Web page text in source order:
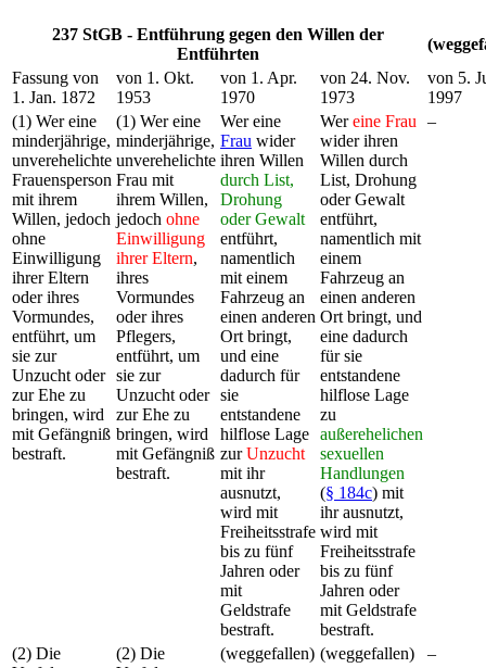
237 StGB - Entführung gegen den Willen der
Entführten
Fassung von
1. Jan. 1872
von 1. Okt.
1953
von 1. Apr.
1970
von 24. Nov.
1973
von 5.
1997
(1) Wer eine
minderjährige,
unverehelichte
Frauensperson
mit ihrem
Willen, jedoch
ohne
Einwilligung
ihrer Eltern
oder ihres
Vormundes,
entführt, um
sie zur
Unzucht oder
zur Ehe zu
bringen, wird
mit Gefängniß
bestraft.
(1) Wer eine
minderjährige,
unverehelichte
Frau mit
ihrem Willen,
jedoch ohne
Einwilligung
ihrer Eltern,
ihres
Vormundes
oder ihres
Pflegers,
entführt, um
sie zur
Unzucht oder
zur Ehe zu
bringen, wird
mit Gefängniß
bestraft.
Wer eine
Frau wider
ihren Willen
durch List,
Drohung
oder Gewalt
entführt,
namentlich
mit einem
Fahrzeug an
einen anderen
Ort bringt,
und eine
dadurch für
sie
entstandene
hilflose Lage
zurUnzucht
mit ihr
ausnutzt,
wird mit
Freiheitsstrafe
bis zu fünf
Jahren oder
mit
Geldstrafe
bestraft.
Wereine Frau
wider ihren
Willen durch
List, Drohung
oder Gewalt
entführt,
namentlich mit
einem
Fahrzeug an
einen anderen
Ort bringt, und
eine dadurch
für sie
entstandene
hilflose Lage
zu
außerehelichen
sexuellen
Handlungen
(§ 184c) mit
ihr ausnutzt,
wird mit
Freiheitsstrafe
bis zu fünf
Jahren oder
mit Geldstrafe
bestraft.
–
(2) Die
(2) Die
(weggefallen) (weggefallen) –